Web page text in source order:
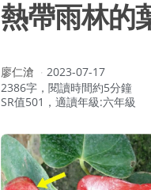
熱帶雨林的
作
者：
廖仁滄
2023-07-17
2386字，閱讀時間約5分鐘
SR值501，適讀年級:六年級